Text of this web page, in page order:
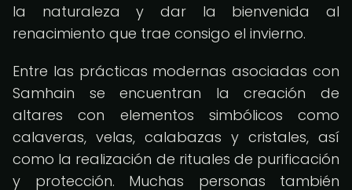
la naturaleza y dar la bienvenida al
renacimiento que trae consigo el invierno.
Entre las prácticas modernas asociadas con
Samhain se encuentran la creación de
altares con elementos simbólicos como
calaveras, velas, calabazas y cristales, así
como la realización de rituales de purificación
y protección. Muchas personas también